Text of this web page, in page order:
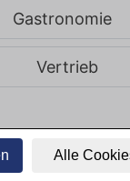
Alle
Gastronomie
Vertrieb
Optionen von